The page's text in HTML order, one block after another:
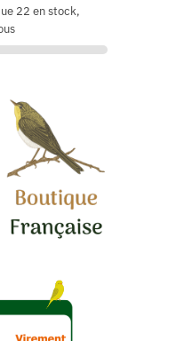
22 en stock,